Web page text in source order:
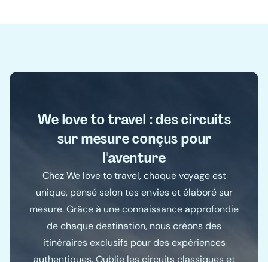
We love to travel : des circuits
sur mesure conçus pour
l'aventure
Chez We love to travel, chaque voyage est
unique, pensé selon tes envies et élaboré sur
mesure. Grâce à une connaissance approfondie
de chaque destination, nous créons des
itinéraires exclusifs pour des expériences
authentiques. Oublie les circuits classiques et